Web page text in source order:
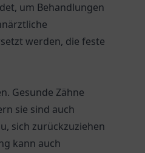
um Behandlungen
werden, die feste
Gesunde Zähne
sie sind auch
sich zurückzuziehen
kann auch